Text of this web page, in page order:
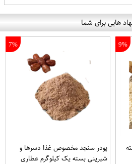
هایی برای شما
9%
7%
پودر سنجد مخصوص غذا دسرها و
شیرینی بسته یک کیلوگرم عطاری